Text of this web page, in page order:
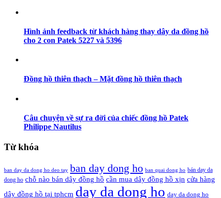
Hình ảnh feedback từ khách hàng thay dây da đồng hồ
cho 2 con Patek 5227 và 5396
Đồng hồ thiên thạch – Mặt đồng hồ thiên thạch
Câu chuyện về sự ra đời của chiếc đồng hồ Patek
Philippe Nautilus
Từ khóa
ban day da dong ho deo tay ban day dong ho ban quai dong ho bán day da
dong ho chỗ nào bán dây đồng hồ cần mua dây đồng hồ xịn cửa hàng
dây đồng hồ tại tphcm day da dong ho day da dong ho